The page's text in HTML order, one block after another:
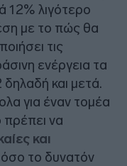
12% λιγότερο
με το πώς θα
τις
ενέργεια τα
και μετά.
για έναν τομέα
να
και
όσο το δυνατόν